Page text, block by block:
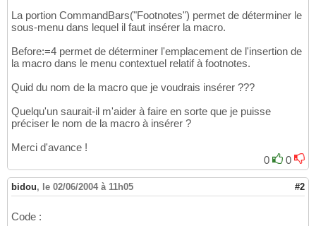
La portion CommandBars("Footnotes") permet de déterminer le
sous-menu dans lequel il faut insérer la macro.
Before:=4 permet de déterminer l'emplacement de l'insertion de
la macro dans le menu contextuel relatif à footnotes.
Quid du nom de la macro que je voudrais insérer ???
Quelqu'un saurait-il m'aider à faire en sorte que je puisse
préciser le nom de la macro à insérer ?
Merci d'avance !
0
0
bidou, le 02/06/2004 à 11h05 #2
Code :